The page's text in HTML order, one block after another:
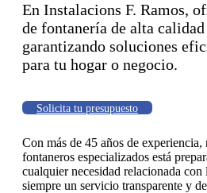
En Instalacions F. Ramos,
de fontanería de alta
garantizando soluciones
para tu hogar o negocio.
Solicita tu presupuesto
Con más de 45 años de experiencia,
fontaneros especializados está
cualquier necesidad relacionada
siempre un servicio transparente y